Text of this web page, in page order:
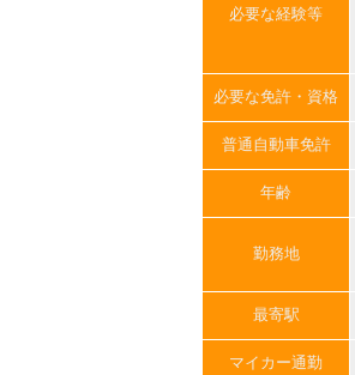
必要な経験等
必要な免許・資格
普通自動車免許
年齢
勤務地
最寄駅
マイカー通勤